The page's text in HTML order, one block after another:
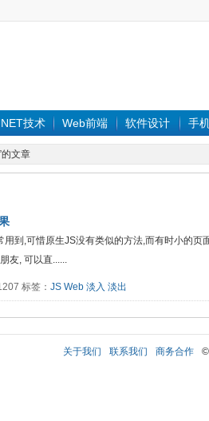
.NET技术 Web前端 软件设计 手
的文章
用到,可惜原生JS没有类似的方法,而有时小的页
友, 可以直......
标签： JS Web 淡入 淡出
关于我们 联系我们 商务合作